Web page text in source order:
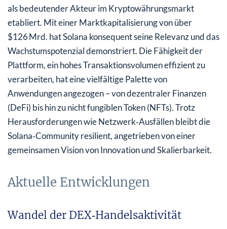
als bedeutender Akteur im Kryptowährungsmarkt
etabliert. Mit einer Marktkapitalisierung von über
$126 Mrd. hat Solana konsequent seine Relevanz und das
Wachstumspotenzial demonstriert. Die Fähigkeit der
Plattform, ein hohes Transaktionsvolumen effizient zu
verarbeiten, hat eine vielfältige Palette von
Anwendungen angezogen – von dezentraler Finanzen
(DeFi) bis hin zu nicht fungiblen Token (NFTs). Trotz
Herausforderungen wie Netzwerk‑Ausfällen bleibt die
Solana‑Community resilient, angetrieben von einer
gemeinsamen Vision von Innovation und Skalierbarkeit.
Aktuelle Entwicklungen
Wandel der DEX‑Handelsaktivität